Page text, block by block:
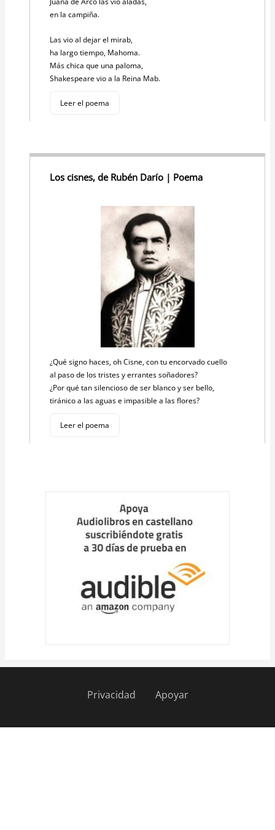
en la campiña.
Las vio al dejar el mirab,
ha largo tiempo, Mahoma.
Más chica que una paloma,
Shakespeare vio a la Reina Mab.
Leer el poema
Los cisnes, de Rubén Darío | Poema
¿Qué signo haces, oh Cisne, con tu encorvado cuello
al paso de los tristes y errantes soñadores?
¿Por qué tan silencioso de ser blanco y ser bello,
tiránico a las aguas e impasible a las flores?
Leer el poema
Privacidad Apoyar